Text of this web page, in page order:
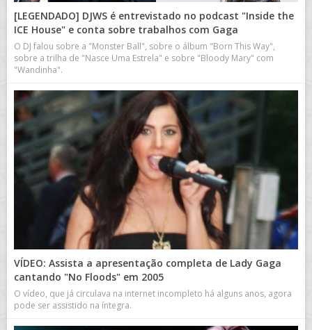
[LEGENDADO] DJWS é entrevistado no podcast "Inside the
ICE House" e conta sobre trabalhos com Gaga
O DJ falou sobre a "Monster Ball", sobre o álbum "Born This Way",
sobre a trilha de "Nasce Uma Estrela" e sobre "Bloody Mary" com
"Wandinha".
VÍDEO: Assista a apresentação completa de Lady Gaga
cantando "No Floods" em 2005
O vídeo, que já circulava na internet incompleto há alguns anos, agora
pode ser assistido na íntegra.